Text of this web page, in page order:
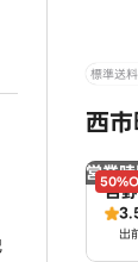
標準送
西
営業
吉
出